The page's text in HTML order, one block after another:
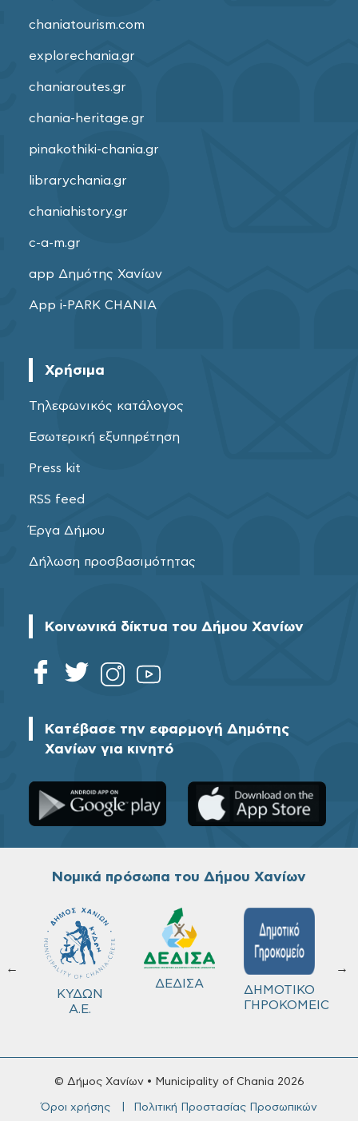
chaniatourism.com
explorechania.gr
chaniaroutes.gr
chania-heritage.gr
pinakothiki-chania.gr
librarychania.gr
chaniahistory.gr
c-a-m.gr
app Δημότης Χανίων
App i-PARK CHANIA
Χρήσιμα
Τηλεφωνικός κατάλογος
Εσωτερική εξυπηρέτηση
Press kit
RSS feed
Έργα Δήμου
Δήλωση προσβασιμότητας
Κοινωνικά δίκτυα του Δήμου Χανίων
Κατέβασε την εφαρμογή Δημότης
Χανίων για κινητό
Νομικά πρόσωπα του Δήμου Χανίων
←
ΚΥΔΩΝ
Α.Ε.
ΔΕΔΙΣΑ
ΔΗΜΟΤΙΚΟ
ΓΗΡΟΚΟΜΕΙΟ
→
© Δήμος Χανίων • Municipality of Chania 2026
Όροι χρήσης Πολιτική Προστασίας Προσωπικών